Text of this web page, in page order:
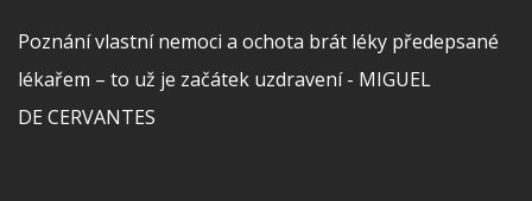
Poznání vlastní nemoci a ochota brát léky předepsané
lékařem – to už je začátek uzdravení - MIGUEL
DE CERVANTES